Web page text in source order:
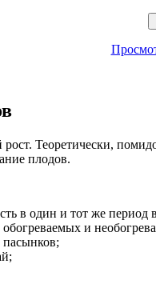
Теоретически,
плодов.
в один и тот же период
и
пасынков;